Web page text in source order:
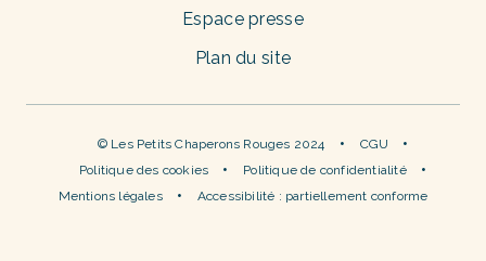
Espace presse
Plan du site
© Les Petits Chaperons Rouges 2024
CGU
Politique des cookies
Politique de confidentialité
Mentions légales
Accessibilité : partiellement conforme